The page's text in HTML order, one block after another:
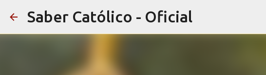
Saber Católico - Oficial